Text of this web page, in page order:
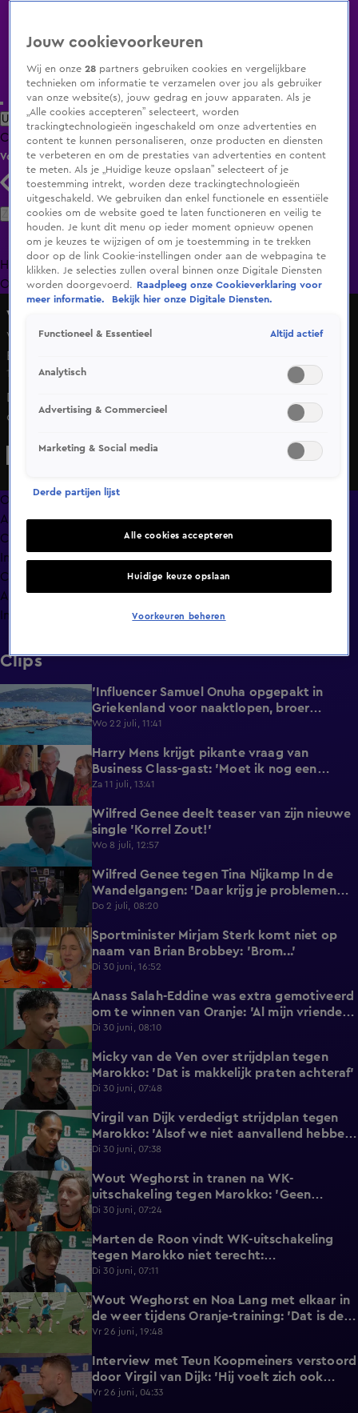
Uitzending Gemist Populaire programma's Zenders Genres
ClipsFilmsRadioSmart TV inlogShop
Volg KIJK
Zoeken
HomeUitzending Gemist Programma's De Bondgenoten
OranjezomerLivestreamsShop
Vandaag Inside
Vandaag Inside-tafel staat stil bij overlijden Leo
Beenhakker: 'Hij was echt een wereldvent'
10 apr 2025, 21:38
De Vandaag Inside-tafel staat stil bij het overlijden van
oud-voetbaltrainer Leo Beenhakker.
Overzicht
Afleveringen
Clips
In de wandelgangen
Compilaties
Anderen keken ook
Info
Clips
1:00
'Influencer Samuel Onuha opgepakt in
Griekenland voor naaktlopen, broer
reageert met statement'
Wo 22 juli, 11:41
0:17
Harry Mens krijgt pikante vraag van
Business Class-gast: 'Moet ik nog een
knoopje losdoen?'
Za 11 juli, 13:41
0:37
Wilfred Genee deelt teaser van zijn nieuwe
single 'Korrel Zout!'
Wo 8 juli, 12:57
6:55
Wilfred Genee tegen Tina Nijkamp In de
Wandelgangen: 'Daar krijg je problemen
mee!'
Do 2 juli, 08:20
1:18
Sportminister Mirjam Sterk komt niet op
naam van Brian Brobbey: 'Brom...'
Di 30 juni, 16:52
3:02
Anass Salah-Eddine was extra gemotiveerd
om te winnen van Oranje: 'Al mijn vrienden
zijn Nederlands!'
Di 30 juni, 08:10
1:44
Micky van de Ven over strijdplan tegen
Marokko: 'Dat is makkelijk praten achteraf'
Di 30 juni, 07:48
Virgil van Dijk verdedigt strijdplan tegen
Marokko: 'Alsof we niet aanvallend hebben
gedacht?'
Di 30 juni, 07:38
3:49
Wout Weghorst in tranen na WK-
uitschakeling tegen Marokko: 'Geen
moment rekening mee gehouden'
Di 30 juni, 07:24
3:26
Marten de Roon vindt WK-uitschakeling
tegen Marokko niet terecht:
'Gelijkwaardige pot'
Di 30 juni, 07:11
2:58
Wout Weghorst en Noa Lang met elkaar in
de weer tijdens Oranje-training: 'Dat is de
tweede keer!'
Vr 26 juni, 19:48
2:43
Interview met Teun Koopmeiners verstoord
door Virgil van Dijk: 'Hij voelt zich ook
lekker!'
Vr 26 juni, 04:33
Jouw cookievoorkeuren
Wij en onze28 partners gebruiken cookies en vergelijkbare
technieken om informatie te verzamelen over jou als gebruiker
van onze website(s), jouw gedrag en jouw apparaten. Als je
„Alle cookies accepteren” selecteert, worden
trackingtechnologieën ingeschakeld om onze advertenties en
content te kunnen personaliseren, onze producten en diensten
te verbeteren en om de prestaties van advertenties en content
te meten. Als je „Huidige keuze opslaan” selecteert of je
toestemming intrekt, worden deze trackingtechnologieën
uitgeschakeld. We gebruiken dan enkel functionele en essentiële
cookies om de website goed te laten functioneren en veilig te
houden. Je kunt dit menu op ieder moment opnieuw openen
om je keuzes te wijzigen of om je toestemming in te trekken
door op de link Cookie-instellingen onder aan de webpagina te
klikken. Je selecties zullen overal binnen onze Digitale Diensten
worden doorgevoerd.
Raadpleeg onze Cookieverklaring voor
meer informatie.
Bekijk hier onze Digitale Diensten.
Functioneel & Essentieel Altijd actief
Analytisch
Advertising & Commercieel
Marketing & Social media
Derde partijen lijst
Alle cookies accepteren
Huidige keuze opslaan
Voorkeuren beheren